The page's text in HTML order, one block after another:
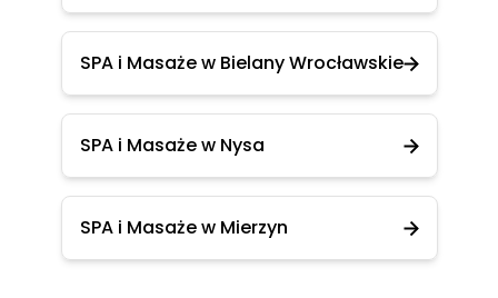
SPA i Masaże w Bielany Wrocławskie
SPA i Masaże w Nysa
SPA i Masaże w Mierzyn